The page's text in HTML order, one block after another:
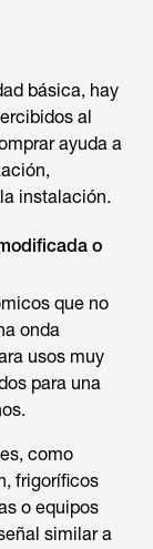
básica, hay
al
ayuda a
instalación.
o
que no
onda
usos muy
para una
como
frigoríficos
o equipos
similar a